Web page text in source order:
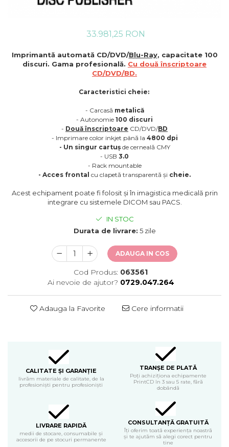
33.981,25 RON
Imprimantă automată CD/DVD/Blu-Ray, capacitate 100
discuri. Gama profesională. Cu două înscriptoare
CD/DVD/BD.
Caracteristici cheie:
- Carcasă metalică
- Autonomie 100 discuri
- Două înscriptoare CD/DVD/BD
- Imprimare color inkjet până la 4800 dpi
- Un singur cartuș de cerneală CMY
- USB 3.0
- Rack mountable
- Acces frontal cu clapetă transparentă și cheie.
Acest echipament poate fi folosit și în imagistica medicală prin
integrare cu sistemele DICOM sau PACS.
IN STOC
Durata de livrare: 5 zile
ADAUGA IN COS
Cod Produs: 063561
Ai nevoie de ajutor? 0729.047.264
Adauga la Favorite Cere informatii
CALITATE ȘI GARANȚIE
livrăm materiale de calitate, de la
profesioniști pentru profesioniști
TRANȘE DE PLATĂ
Poți achiziționa echipamente
PrintCD în 3 sau 5 rate, fără
dobândă
LIVRARE RAPIDĂ
medii de stocare, consumabile și
accesorii de pe stocuri permanente
CONSULTANȚĂ GRATUITĂ
Îți oferim toată experiența noastră
și te ajutăm să alegi corect pentru
tine